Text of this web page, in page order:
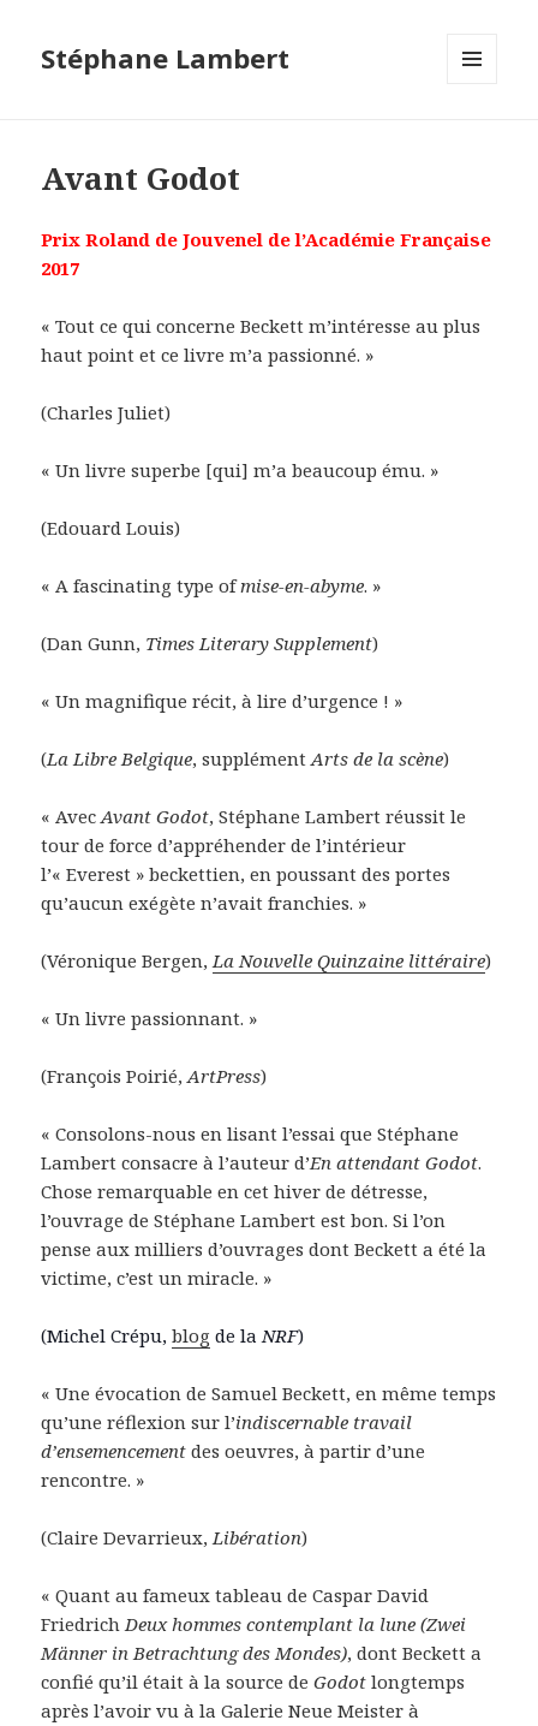
Stéphane Lambert
Avant Godot
Prix Roland de Jouvenel de l’Académie Française
2017
« Tout ce qui concerne Beckett m’intéresse au plus
haut point et ce livre m’a passionné. »
(Charles Juliet)
« Un livre superbe [qui] m’a beaucoup ému. »
(Edouard Louis)
« A fascinating type ofmise-en-abyme. »
(Dan Gunn, Times Literary Supplement)
« Un magnifique récit, à lire d’urgence ! »
(La Libre Belgique, supplémentArts de la scène)
« AvecAvant Godot, Stéphane Lambert réussit le
tour de force d’appréhender de l’intérieur
l’« Everest » beckettien, en poussant des portes
qu’aucun exégète n’avait franchies. »
(Véronique Bergen,La Nouvelle Quinzaine littéraire)
« Un livre passionnant. »
(François Poirié,ArtPress)
« Consolons-nous en lisant l’essai que Stéphane
Lambert consacre à l’auteur d’En attendant Godot.
Chose remarquable en cet hiver de détresse,
l’ouvrage de Stéphane Lambert est bon. Si l’on
pense aux milliers d’ouvrages dont Beckett a été la
victime, c’est un miracle. »
(Michel Crépu,blog de laNRF)
« Une évocation de Samuel Beckett, en même temps
qu’une réflexion sur l’indiscernable travail
d’ensemencement des oeuvres, à partir d’une
rencontre. »
(Claire Devarrieux,Libération)
« Quant au fameux tableau de Caspar David
FriedrichDeux hommes contemplant la lune (Zwei
Männer in Betrachtung des Mondes), dont Beckett a
confié qu’il était à la source deGodot longtemps
après l’avoir vu à la Galerie Neue Meister à